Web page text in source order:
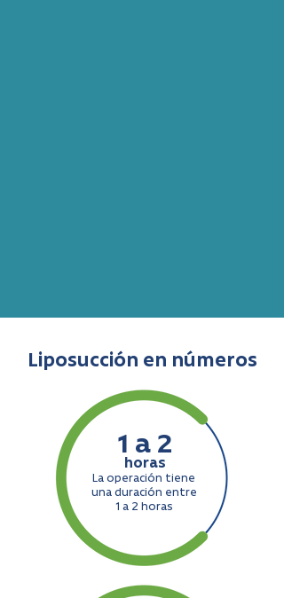
Liposucción en números
1 a 2
horas
La operación tiene
una duración entre
1 a 2 horas